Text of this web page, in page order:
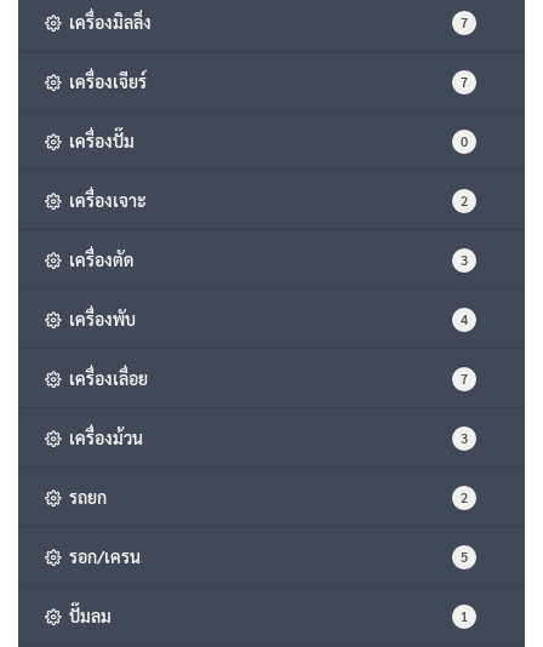
เครื่องมิลลิ่ง 7
เครื่องเจียร์ 7
เครื่องปั๊ม 0
เครื่องเจาะ 2
เครื่องตัด 3
เครื่องพับ 4
เครื่องเลื่อย 7
เครื่องม้วน 3
รถยก 2
รอก/เครน 5
ปั๊มลม 1